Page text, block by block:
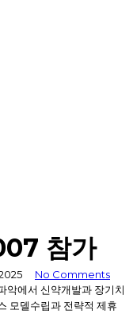
참가
No Comments
악에서 신약개발과 장기치
모델수립과 전략적 제휴